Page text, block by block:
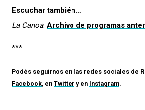
Escuchar también…
La Canoa: Archivo de programas
***
Podés seguirnos en las redes sociales de
Facebook, en Twitter y en Instagram.